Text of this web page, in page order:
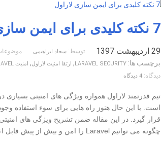
7 نکته کلیدی برای ایمن سازی لاراول
29 اردیبهشت 1397 توسط:سجاد ابراهیمی
برچسب ها:LARAVEL SECURITY
, ارتقا امنیت لاراول, امنیت LARAVEL
دیدگاه:4 دیدگاه
است. با این حال هنوز راه هایی برای سوء استفاده
چگونه می توانیم Laravel را امن و بیش از پیش قابل اعتماد کنیم…